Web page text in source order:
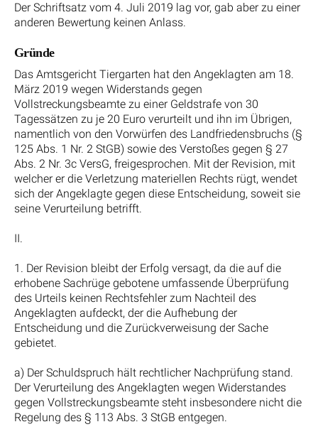
Der Schriftsatz vom 4. Juli 2019 lag vor, gab aber zu einer
anderen Bewertung keinen Anlass.
Gründe
Das Amtsgericht Tiergarten hat den Angeklagten am 18.
März 2019 wegen Widerstands gegen
Vollstreckungsbeamte zu einer Geldstrafe von 30
Tagessätzen zu je 20 Euro verurteilt und ihn im Übrigen,
namentlich von den Vorwürfen des Landfriedensbruchs (§
125 Abs. 1 Nr. 2 StGB) sowie des Verstoßes gegen § 27
Abs. 2 Nr. 3c VersG, freigesprochen. Mit der Revision, mit
welcher er die Verletzung materiellen Rechts rügt, wendet
sich der Angeklagte gegen diese Entscheidung, soweit sie
seine Verurteilung betrifft.
II.
1. Der Revision bleibt der Erfolg versagt, da die auf die
erhobene Sachrüge gebotene umfassende Überprüfung
des Urteils keinen Rechtsfehler zum Nachteil des
Angeklagten aufdeckt, der die Aufhebung der
Entscheidung und die Zurückverweisung der Sache
gebietet.
a) Der Schuldspruch hält rechtlicher Nachprüfung stand.
Der Verurteilung des Angeklagten wegen Widerstandes
gegen Vollstreckungsbeamte steht insbesondere nicht die
Regelung des § 113 Abs. 3 StGB entgegen.